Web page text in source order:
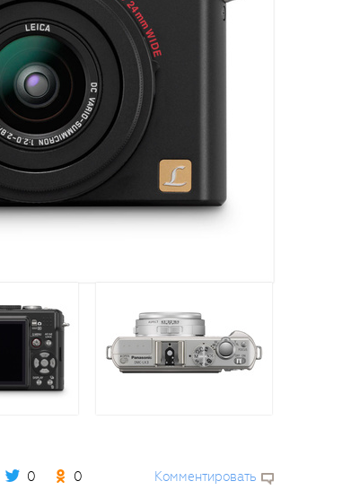
0 0 Комментировать